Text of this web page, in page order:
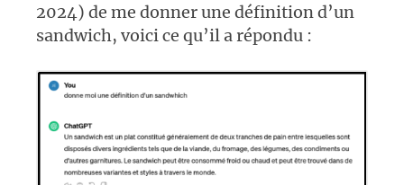
2024) de me donner une définition d’un
sandwich, voici ce qu’il a répondu :